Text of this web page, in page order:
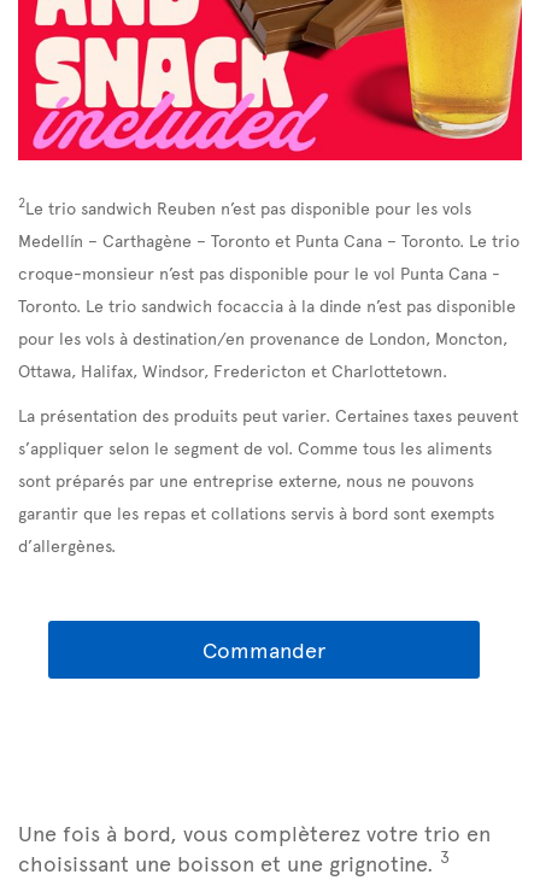
2Le trio sandwich Reuben n’est pas disponible pour les vols
Medellín – Carthagène – Toronto et Punta Cana – Toronto. Le trio
croque-monsieur n’est pas disponible pour le vol Punta Cana -
Toronto. Le trio sandwich focaccia à la dinde n’est pas disponible
pour les vols à destination/en provenance de London, Moncton,
Ottawa, Halifax, Windsor, Fredericton et Charlottetown.
La présentation des produits peut varier. Certaines taxes peuvent
s’appliquer selon le segment de vol. Comme tous les aliments
sont préparés par une entreprise externe, nous ne pouvons
garantir que les repas et collations servis à bord sont exempts
d’allergènes.
Commander
Une fois à bord, vous complèterez votre trio en
choisissant une boisson et une grignotine. 3